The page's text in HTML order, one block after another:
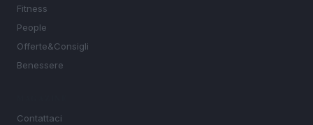
Fitness
People
Offerte&Consigli
Benessere
Contattaci